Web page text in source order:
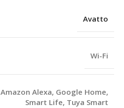
Avatto
Wi-Fi
Amazon Alexa, Google Home,
Smart Life, Tuya Smart